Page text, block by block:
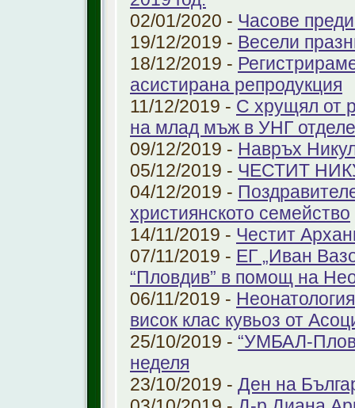
02/01/2020 - Часове
19/12/2019 - Весели
18/12/2019 -
aсистирана репродукция
11/12/2019 - С хрущял от
на млад мъж в УНГ
09/12/2019 - Навръх
05/12/2019 - ЧЕСТИТ
04/12/2019 -
християнското семейство
14/11/2019 - Честит
07/11/2019 - ЕГ „Иван
“Пловдив” в помощ на
06/11/2019 -
висок клас кувьоз от
25/10/2019 - “УМБАЛ-
неделя
23/10/2019 - Ден на